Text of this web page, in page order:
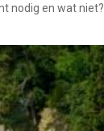
nodig en wat niet?